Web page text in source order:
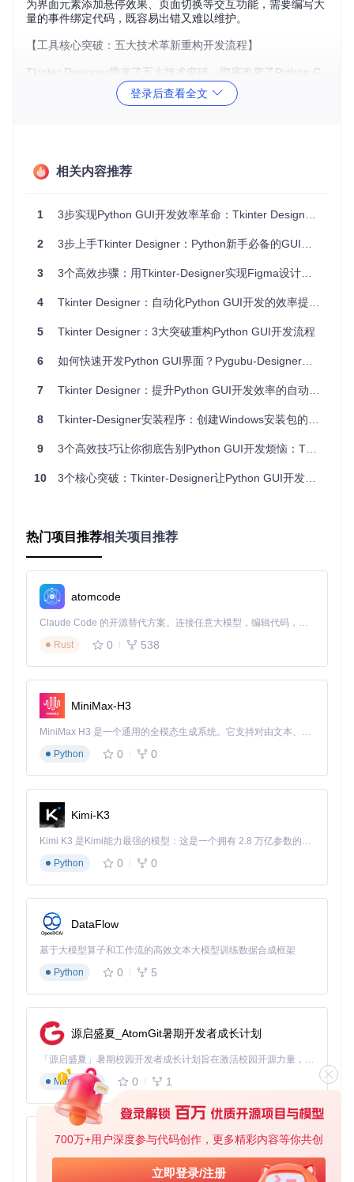
700万+用户深度参与代码创作，更多精彩内容等你共创
立即登录/注册
为界面元素添加悬停效果、页面切换等交互功能，需要编写大
量的事件绑定代码，既容易出错又难以维护。
【工具核心突破：五大技术革新重构开发流程】
Tkinter Designer带来了五大技术突破，彻底改变了Python G
二是智能组件识别，通过分析元素名称自动判断组件类型，如
按钮、文本框等，无需手动指定。
三是 布局自动计算，根据Figma中的相对位置关系，自动生成
合理的Tkinter布局代码，避免了手动计算坐标的麻烦。
四是 样式代码生成，将Figma中的样式属性，如圆角、渐变
等，转化为对应的Tkinter样式配置，让界面美观不再困难。
“ButtonHover”，自动生成悬停事件代码，简化了交互逻辑的
应用流程。
首先，在Figma中设计登录界面，包含用户名文本框、密码文
本框和登录按钮。然后，将设计文件设置为“任何人可查看”，
获取分享链接。接着，在Tkinter Designer中输入Figma文件
链接和个人访问令牌，点击“Generate”按钮（如图
所示，该图片展示了Tkinter Designer的生成按钮，点击后即
呈现在眼前。整个过程从设计到运行，仅需15分钟，而传统开
发方式可能需要3天时间，效率提升非常显著。
【进阶能力拓展：专家级效率提升策略】
除了基本功能外，Tkinter Designer还有一些专家级的效率提
升策略。
策略一： 组件库复用
，创建自己的Figma组件库，将常用的界
面元素保存为组件，在新项目中直接调用，减少重复设计工
作。适用场景：需要开发多个相似界面的项目。
策略二：
字典，可以批量调整组件的外观，实现整体风格的统一变
更。适用场景：需要统一界面风格的项目。
策略三：事件扩展开发 ，在生成的代码基础上，添加自定义的
互需求的项目。
你问我答：
问：生成的代码中中文显示异常怎么办？ 答：在生成的代码中
添加字体设置，例如font=('SimHei', 10)，指定支持中文
的字体即可解决。
问：Figma设计中的复杂布局能准确生成吗？ 答：Tkinter De
signer支持大多数常见的布局方式，对于复杂布局，可能需要
手动微调生成的代码，但相比完全手动编写，仍然能节省大量
时间。
【行动召唤：今日尝试任务】
面吧！首先在Figma中设计计算器的界面，包含数字按钮、运
算符按钮和显示框，然后按照上述场景化任务指南的步骤，生
成Python代码并运行。相信你会惊讶于Tkinter Designer带来
的效率提升，体验GUI开发的全新方式！
在使用过程中，你还可以尝试文中提到的专家级效率提升策
略，进一步优化你的开发流程。Tkinter Designer，让Python
GUI开发变得前所未有的简单高效！
Tkinter-Designer 下载源代码
登录后查看全文
相关内容推荐
1 3步实现Python GUI开发效率革命：Tkinter Designer全攻略
2 3步上手Tkinter Designer：Python新手必备的GUI开发神器
3 3个高效步骤：用Tkinter-Designer实现Figma设计到Python GUI的无缝转换
4 Tkinter Designer：自动化Python GUI开发的效率提升方案
5 Tkinter Designer：3大突破重构Python GUI开发流程
6 如何快速开发Python GUI界面？Pygubu-Designer完整使用指南
7 Tkinter Designer：提升Python GUI开发效率的自动化解决方案
8 Tkinter-Designer安装程序：创建Windows安装包的完整指南
9 3个高效技巧让你彻底告别Python GUI开发烦恼：Tkinter Designer效率工具全解析
10 3个核心突破：Tkinter-Designer让Python GUI开发效率提升80%
热门项目推荐相关项目推荐
atomcode
Claude Code 的开源替代方案。连接任意大模型，编辑代码，运行命令，自动验证 — 全自动执行。用 Rust 构建，极致性能。 ｜ An open-source alternative to Claude Code. Connect any LLM, edit code, run commands, and verify changes — autonomously. Built in Rust for speed. Get Started
Rust
0 538
MiniMax-H3
MiniMax H3 是一个通用的全模态生成系统。它支持对由文本、图像、视频和音频组成的多模态上下文进行统一理解，并能生成分辨率高达 2K、时长可达 15 秒的带原生立体声音频的视频。得益于面向任务泛化的系统设计，H3 在预训练阶段就已具备广泛的多模态上下文理解与生成能力，能够出色地执行复杂的多模态指令。
Python
0 0
Kimi-K3
Kimi K3 是Kimi能力最强的模型：这是一个拥有 2.8 万亿参数的混合专家（MoE）模型，具备原生视觉理解能力，并支持 100 万 token 的上下文窗口。
Python
0 0
DataFlow
基于大模型算子和工作流的高效文本大模型训练数据合成框架
Python
0 5
源启盛夏_AtomGit暑期开发者成长计划
「源启盛夏」暑期校园开发者成长计划旨在激活校园开源力量，通过积分激励、认证扶持、资源倾斜等形式，引导高校组织和开发者完成「入驻 — 建项目 — 做贡献 — 获认证 — 得资源」的完整闭环。无论你是想带领社团入驻平台的组织者，还是希望用代码贡献证明自己的开发者，都能在这里找到属于你的成长路径。
Markdown
0 1
py-xiaozhi
基于Python的Xiaozhi AI，适用于想要完整Xiaozhi体验而无需拥有专用硬件的用户。